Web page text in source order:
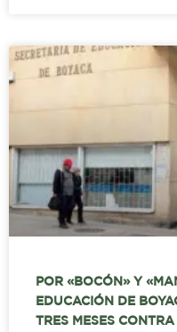
POR «BOCÓN» Y
EDUCACIÓN DE
TRES MESES